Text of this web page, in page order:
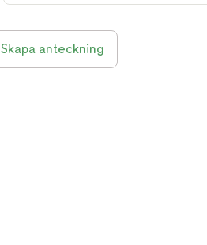
Skapa anteckning